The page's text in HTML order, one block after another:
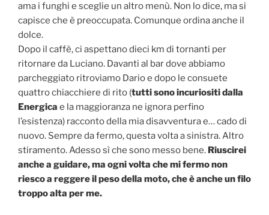
ama i funghi e sceglie un altro menù. Non lo dice, ma si
capisce che è preoccupata. Comunque ordina anche il
dolce.
Dopo il caffè, ci aspettano dieci km di tornanti per
ritornare da Luciano. Davanti al bar dove abbiamo
parcheggiato ritroviamo Dario e dopo le consuete
quattro chiacchiere di rito (tutti sono incuriositi dalla
Energica e la maggioranza ne ignora perfino
l’esistenza) racconto della mia disavventura e… cado di
nuovo. Sempre da fermo, questa volta a sinistra. Altro
stiramento. Adesso sì che sono messo bene. Riuscirei
anche a guidare, ma ogni volta che mi fermo non
riesco a reggere il peso della moto, che è anche un filo
troppo alta per me.